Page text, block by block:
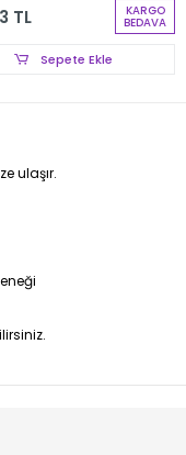
TL KARGO
BEDAVA
Sepete Ekle
ulaşır.